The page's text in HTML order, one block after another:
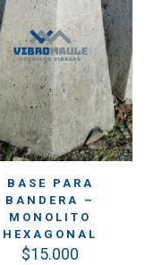
BASE PARA
BANDERA –
MONOLITO
HEXAGONAL
$15.000